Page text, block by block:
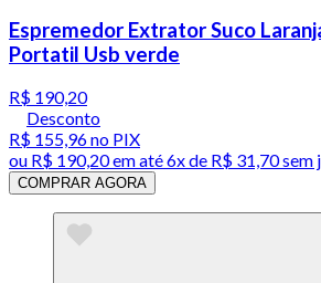
Espremedor Extrator Suco
Portatil Usb verde
R$ 190,20
Desconto
R$ 155,96no PIX
ou R$ 190,20em até6x de R$ 31,70 sem
COMPRAR AGORA